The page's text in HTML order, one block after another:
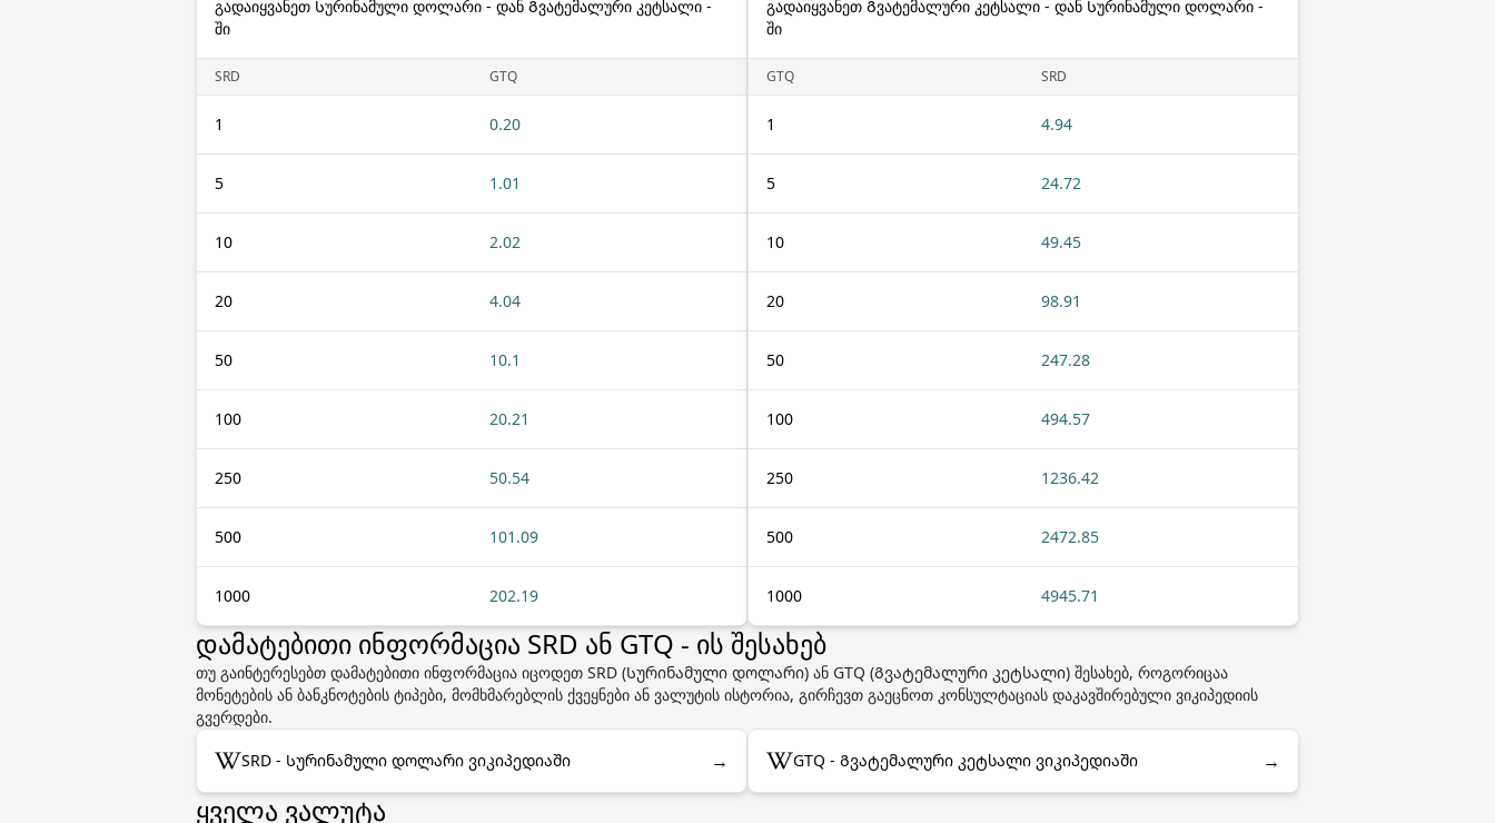
გადაიყვანეთ Სურინამული დოლარი - დან Გვატემალური კეტსალი -
ში
SRD GTQ
1 0.20
5 1.01
10 2.02
20 4.04
50 10.1
100 20.21
250 50.54
500 101.09
1000 202.19
გადაიყვანეთ Გვატემალური კეტსალი - დან Სურინამული დოლარი -
ში
GTQ SRD
1 4.94
5 24.72
10 49.45
20 98.91
50 247.28
100 494.57
250 1236.42
500 2472.85
1000 4945.71
დამატებითი ინფორმაცია SRD ან GTQ - ის შესახებ
თუ გაინტერესებთ დამატებითი ინფორმაცია იცოდეთ SRD (Სურინამული დოლარი) ან GTQ (Გვატემალური კეტსალი) შესახებ, როგორიცაა
მონეტების ან ბანკნოტების ტიპები, მომხმარებლის ქვეყნები ან ვალუტის ისტორია, გირჩევთ გაეცნოთ კონსულტაციას დაკავშირებული ვიკიპედიის
გვერდები.
SRD - Სურინამული დოლარი ვიკიპედიაში → GTQ - Გვატემალური კეტსალი ვიკიპედიაში →
ყველა ვალუტა